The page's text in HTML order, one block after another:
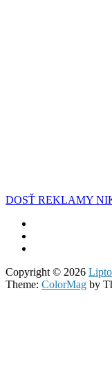
DOSŤ REKLAMY
Copyright © 2026
Theme: ColorMag by